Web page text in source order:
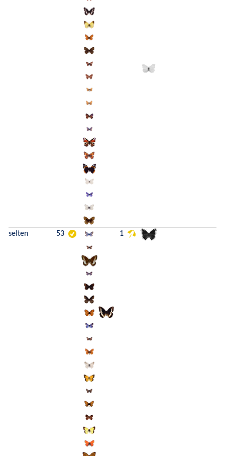
selten 53 1